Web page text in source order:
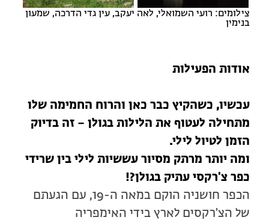
צילומים: רועי השמואלי, לאה יעקב, עין גדי הדרכה, שמעון
בנימין
אודות הפעילות
עכשיו, כשהקיץ כבר כאן והרוח החמימה שלו
מתחילה לעטוף את הלילות בגולן – זה בדיוק
הזמן לטיול לילי.
ומה יותר מרתק מסיור עששיות לילי בין שרידי
כפר צ'רקסי עתיק בגולן?!
הכפר חושניה הוקם במאה ה-19, עם הגעתם
של הצ'רקסים לארץ בידי האימפריה